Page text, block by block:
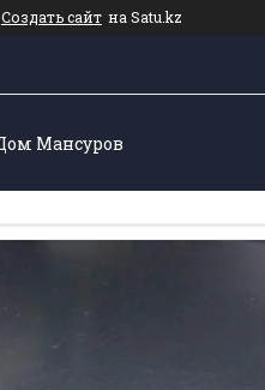
Создать сайт на Satu.kz
Мансуров